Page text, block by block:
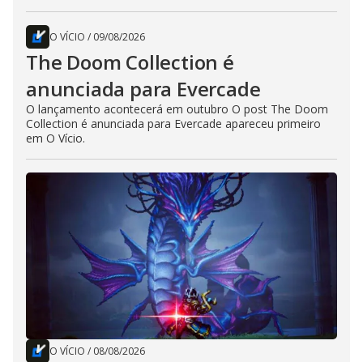
O VÍCIO / 09/08/2026
The Doom Collection é
anunciada para Evercade
O lançamento acontecerá em outubro O post The Doom
Collection é anunciada para Evercade apareceu primeiro
em O Vício.
O VÍCIO / 08/08/2026